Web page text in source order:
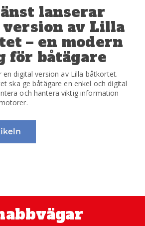
lanserar
av Lilla
– en modern
för båtägare
digital version av Lilla båtkortet.
ska ge båtägare en enkel och digital
och hantera viktig information